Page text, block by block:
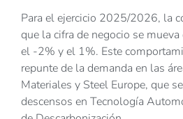
Para el ejercicio 2025/2026, la
que la cifra de negocio se
el -2% y el 1%. Este
repunte de la demanda en las
Materiales y Steel Europe, que
descensos en Tecnología